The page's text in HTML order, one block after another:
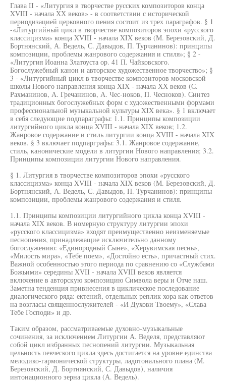
Глава II - «Литургия в творчестве русских композиторов конца
XVIII - начала ХХ веков» - в соответствии с исторической
периодизацией церковного пения состоит из трех параграфов. § 1
-«Литургийный цикл в творчестве композиторов эпохи «русского
классицизма» конца XVIII - начала XIX веков (М. Березовский, Д.
Бортнянский, А. Ведель, С. Давыдов, П. Турчанинов): принципы
композиции, проблемы жанрового содержания и стиля»; § 2 -
«Литургия Иоанна Златоуста ор. 41 П. Чайковского.
Богослужебный канон и авторское художественное творчество»; §
3 - «Литургийный цикл в творчестве композиторов московской
школы Нового направления конца XIX - начала ХХ веков (С.
Рахманинов, А. Гречанинов, А. Чес-ноков, П. Чесноков). Синтез
традиционных богослужебных форм с художественными формами
профессиональной музыкальной культуры XIX века». § 1 включает
в себя следующие подпараграфы: 1.1. Принципы композиции
литургийного цикла конца XVIII - начала XIX веков; 1.2.
Жанровое содержание и стиль литургии конца XVIII - начала XIX
веков. § 3 включает подпарграфы: 3.1. Жанровое содержание,
стиль, канонические модели в литургии Нового направления; 3.2.
Принципы композиции литургии Нового направления.
§ 1. Литургия в творчестве композиторов эпохи «русского
классицизма» конца XVIII - начала XIX веков (М. Березовский, Д.
Бортнянский, А. Ведель, С. Давыдов, П. Турчанинов): принципы
композиции, проблемы жанрового содержания и стиля.
1.1. Принципы композиции литургийного цикла конца XVIII -
начала XIX веков. В номерную структуру литургии эпохи
«русского классицизма» входят преимущественно неизменяемые
песнопения, принадлежащие исключительно данному
богослужению: «Единородный Сыне», «Херувимская песнь»,
«Милость мира», «Тебе поем», «Достойно есть», причастный стих.
Важной особенностью этого периода по сравнению со «Службами
Божьими» середины XVII - начала XVIII веков является
включение в авторскую композицию Символа веры и Отче наш.
Заметна тенденция привнесения в циклическое последование
диалогического ряда: ектений, отдельных реплик хора как ответов
на возгласы священнослужителей - «И Духови Твоему», «Слава
Тебе Господи» и др.
Таким образом, рассматриваемые духовно-музыкальные
сочинения, за исключением Литургии А. Веделя, представляют
собой цикл избранных песнопений литургии. Музыкальная
цельность певческого цикла здесь достигается на уровне единства
мелодико-гармонической структуры, ладотонального плана (М.
Березовский, Д. Бортнянский, С. Давыдов), наличия
интонационного зерна цикла (А. Ведель).